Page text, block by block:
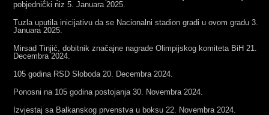
pobjednički niz 5. Januara 2025.
Tuzla uputila inicijativu da se Nacionalni stadion gradi u ovom gradu 3.
Januara 2025.
Mirsad Tinjić, dobitnik značajne nagrade Olimpijskog komiteta BiH 21.
Decembra 2024.
105 godina RSD Sloboda 20. Decembra 2024.
Ponosni na 105 godina postojanja 30. Novembra 2024.
Izvjestaj sa Balkanskog prvenstva u boksu 22. Novembra 2024.